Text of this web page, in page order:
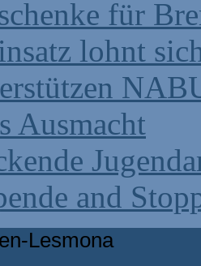
für
lohnt
Ausmacht
and
Lesmona